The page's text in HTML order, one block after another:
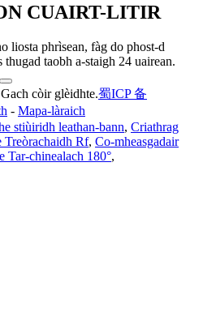
CUAIRT-LITIR
liosta phrìsean, fàg do phost-d
taobh a-staigh 24 uairean.
còir glèidhte.蜀ICP 备
- Mapa-làraich
stiùiridh leathan-bann, Criathrag
Treòrachaidh Rf, Co-mheasgadair
Tar-chinealach 180°,